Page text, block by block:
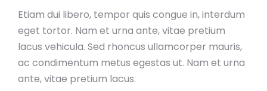
Etiam dui libero, tempor quis congue in, interdum
eget tortor. Nam et urna ante, vitae pretium
lacus vehicula. Sed rhoncus ullamcorper mauris,
ac condimentum metus egestas ut. Nam et urna
ante, vitae pretium lacus.